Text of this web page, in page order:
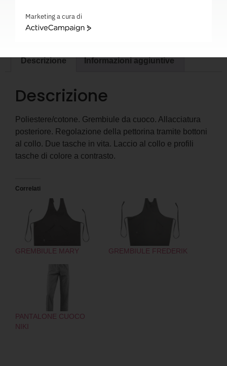
GREMBIULE CUOCO GRANT – – 03O011
Descrizione Informazioni aggiuntive
Descrizione
Poliestere/cotone. Grembiule da cuoco. Allacciatura
posteriore. Regolazione della pettorina tramite bottoni
al collo. Due tasche in vita. Laccio al collo e profili
tasche di colore a contrasto.
Correlati
GREMBIULE MARY GREMBIULE FREDERIK
PANTALONE CUOCO
NIKI
Marketing a cura di
ActiveCampaign